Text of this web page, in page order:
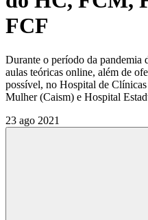
FCF
Durante o período da pandemia
aulas teóricas online, além de
possível, no Hospital de
Mulher (Caism) e Hospital
23 ago 2021